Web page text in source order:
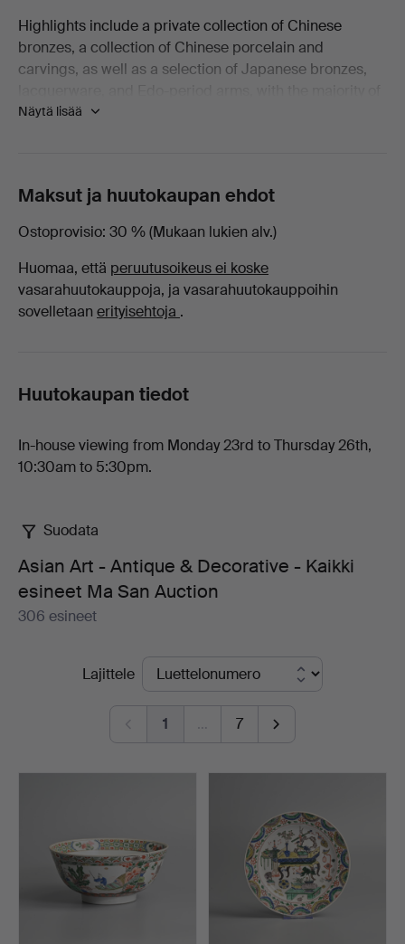
Decorative
Kaikki
Ma
San
Auction
Highlights include a private collection of Chinese
bronzes, a collection of Chinese porcelain and
carvings, as well as a selection of Japanese bronzes,
lots being offered with no reserve!
Näytä lisää
Maksut ja huutokaupan ehdot
Ostoprovisio 30 % (Mukaan lukien alv.)
Huomaa, että peruutusoikeus ei koske
vasarahuutokauppoja, ja vasarahuutokauppoihin
sovelletaan erityisehtoja .
Huutokaupan tiedot
In-house viewing from Monday 23rd to Thursday 26th,
10:30am to 5:30pm.
Suodata
Asian Art - Antique & Decorative - Kaikki
esineet Ma San Auction
306 esineet
Lajittele
1 … 7